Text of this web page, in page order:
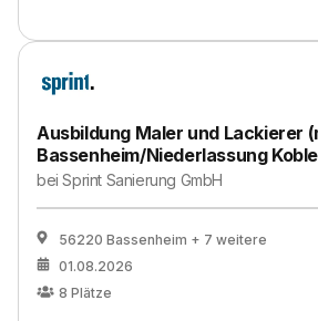
Ausbildung Maler und Lackierer
Bassenheim/Niederlassung
beiSprint Sanierung GmbH
56220 Bassenheim + 7 weitere
01.08.2026
8 Plätze